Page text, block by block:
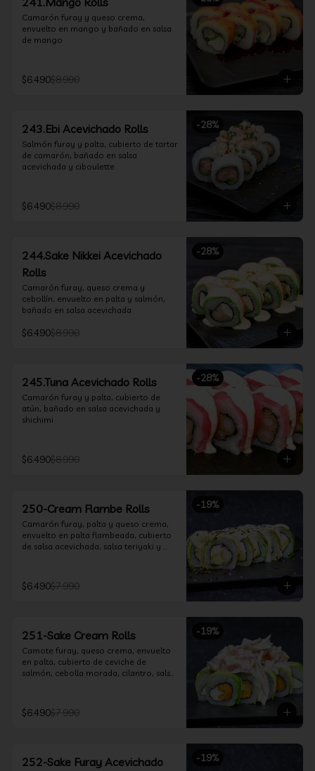
Camarón furay y queso crema,
envuelto en mango y bañado en salsa
de mango
$6.490$8.990
-28%
243.Ebi Acevichado Rolls
Salmón furay y palta, cubierto de tartar
de camarón, bañado en salsa
acevichada y ciboulette
$6.490$8.990
-28%
244.Sake Nikkei Acevichado
Rolls
Camarón furay, queso crema y
cebollín, envuelto en palta y salmón,
bañado en salsa acevichada
$6.490$8.990
-28%
245.Tuna Acevichado Rolls
Camarón furay y palta, cubierto de
atún, bañado en salsa acevichada y
shichimi
$6.490$8.990
-19%
250-Cream Flambe Rolls
Camarón furay, palta y queso crema,
envuelto en palta flambeada, cubierto
de salsa acevichada, salsa teriyaki y
$6.490$7.990
-19%
251-Sake Cream Rolls
Camote furay, queso crema, envuelto
en palta, cubierto de ceviche de
salmón, cebolla morada, cilantro, salsa
$6.490$7.990
-19%
252-Sake Furay Acevichado